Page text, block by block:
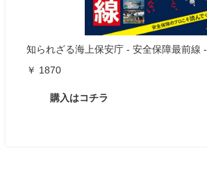
知られざる海上保安庁 - 安全保障最前線 -
￥ 1870
購入はコチラ